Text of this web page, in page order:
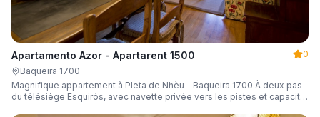
Apartamento Azor - Apartarent 1500
0
Baqueira 1700
Magnifique appartement à Pleta de Nhèu – Baqueira 1700 À deux pas
du télésiège Esquirós, avec navette privée vers les pistes et capacité